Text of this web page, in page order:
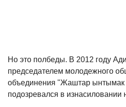
Но это полбеды. В 2012 году
председателем молодежного
объединения "Жаштар
подозревался в изнасиловании